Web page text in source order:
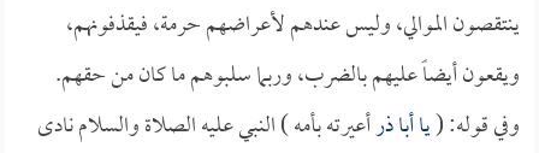
ينتقصون الموالي، وليس عندهم لأعراضهم حرمة، فيقذفونهم،
ويقعون أيضاً عليهم بالضرب، وربما سلبوهم ما كان من حقهم.
وفي قوله: (ياأبا ذرأعيرته بأمه ) النبي عليه الصلاة والسلام نادى